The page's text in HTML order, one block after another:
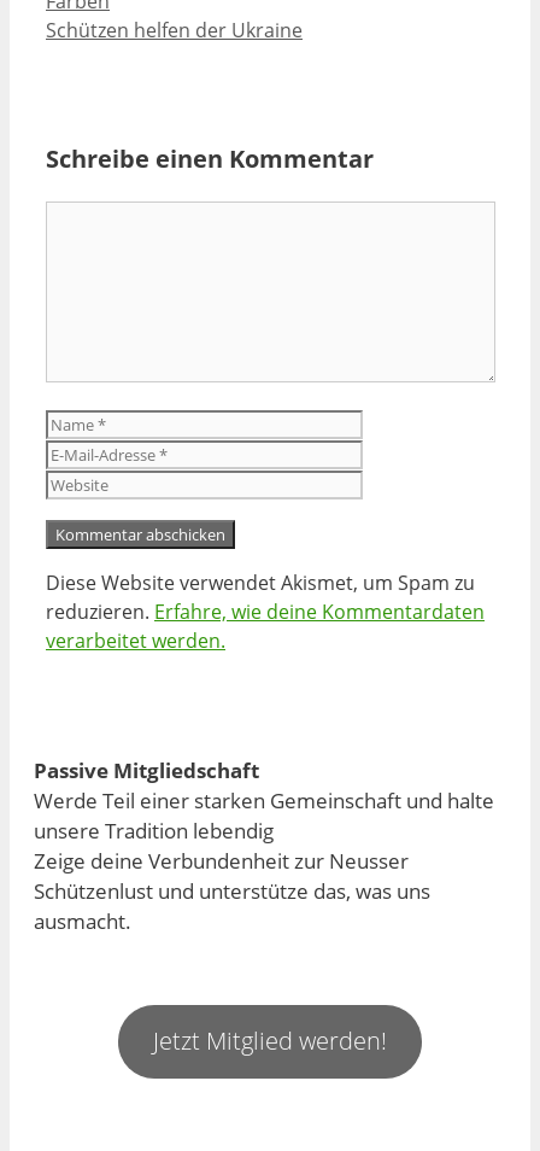
Schützen helfen der Ukraine
Schreibe einen Kommentar
Name
Adresse
Diese Website verwendet Akismet, um Spam zu
reduzieren. Erfahre, wie deine Kommentardaten
verarbeitet werden.
Passive Mitgliedschaft
Werde Teil einer starken Gemeinschaft und halte
unsere Tradition lebendig
Zeige deine Verbundenheit zur Neusser
Schützenlust und unterstütze das, was uns
ausmacht.
Jetzt Mitglied werden!